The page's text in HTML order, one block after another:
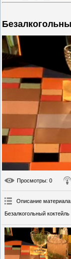
Просмотры: 0
Описание материала
Безалкогольный